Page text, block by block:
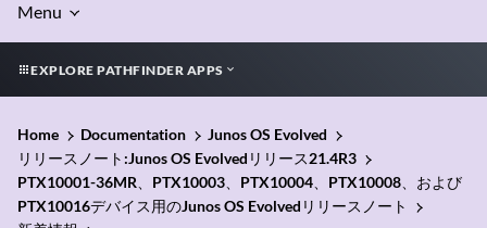
Menu
EXPLORE PATHFINDER APPS
Home Documentation
Junos OS Evolved
リリースノート:Junos OS Evolvedリリース21.4R3
PTX10001-36MR、PTX10003、PTX10004、PTX10008、および
PTX10016デバイス用のJunos OS Evolvedリリースノート